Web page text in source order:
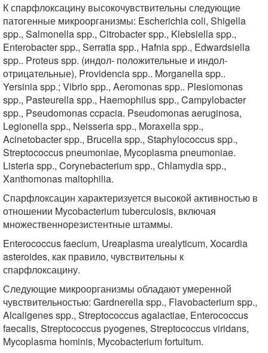
К спарфлоксацину высокочувствительны следующие
патогенные микроорганизмы: Escherichia coli, Shigella
spp., Salmonella spp., Citrobacter spp., Klebsiella spp.,
Enterobacter spp., Serratia spp., Hafnia spp., Edwardsiella
spp.. Proteus spp. (индол- положительные и индол-
отрицательные), Providencia spp.. Morganella spp..
Yersinia spp.; Vibrio spp., Aeromonas spp.. Plesiomonas
spp., Pasteurella spp., Haemophilus spp., Campylobacter
spp., Pseudomonas ccpacia. Pseudomonas aeruginosa,
Legionella spp., Neisseria spp., Moraxella spp.,
Acinetobacter spp., Brucella spp., Staphylococcus spp.,
Streptococcus pneumoniae, Mycoplasma pneumoniae.
Listeria spp., Corynebacterium spp., Chlamydia spp.,
Xanthomonas maltophilia.
Спарфлоксацин характеризуется высокой активностью в
отношении Mycobacterium tuberculosis, включая
множественнорезистентные штаммы.
Enterococcus faecium, Ureaplasma urealyticum, Xocardia
asteroides, как правило, чувствительны к
спарфлоксацину.
Следующие микроорганизмы обладают умеренной
чувствительностью: Gardnerella spp., Flavobacterium spp.,
Alcaligenes spp., Streptococcus agalactiae, Enterococcus
faecalis, Streptococcus pyogenes, Streptococcus viridans,
Mycoplasma hominis, Mycobacterium fortuitum.